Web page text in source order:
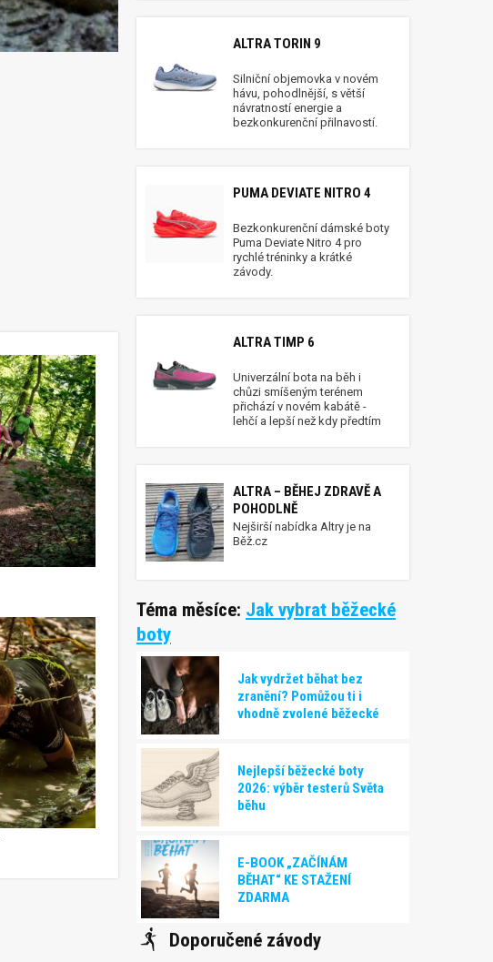
ALTRA TORIN 9
Silniční objemovka v novém
hávu, pohodlnější, s větší
návratností energie a
bezkonkurenční přilnavostí.
PUMA DEVIATE NITRO 4
Bezkonkurenční dámské boty
Puma Deviate Nitro 4 pro
rychlé tréninky a krátké
závody.
ALTRA TIMP 6
Univerzální bota na běh i
chůzi smíšeným terénem
přichází v novém kabátě -
lehčí a lepší než kdy předtím
ALTRA – BĚHEJ ZDRAVĚ A
POHODLNĚ
Nejširší nabídka Altry je na
Běž.cz
Téma měsíce: Jak vybrat běžecké
boty
Jak vydržet běhat bez
zranění? Pomůžou ti i
vhodně zvolené běžecké
Nejlepší běžecké boty
2026: výběr testerů Světa
běhu
E-BOOK „ZAČÍNÁM
BĚHAT“ KE STAŽENÍ
ZDARMA
Doporučené závody